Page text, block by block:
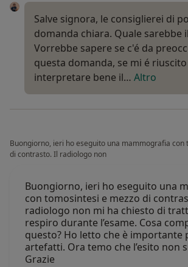
Salve signora, le consiglierei di
domanda chiara. Quale sarebbe
Vorrebbe sapere se c'é da
questa domanda, se mi é
interpretare bene il… Altro
Buongiorno, ieri ho eseguito una mammografia con
di contrasto. Il radiologo non
Buongiorno, ieri ho eseguito una
con tomosintesi e mezzo di
radiologo non mi ha chiesto di
respiro durante l’esame. Cosa
questo? Ho letto che è importante
artefatti. Ora temo che l’esito non
Grazie